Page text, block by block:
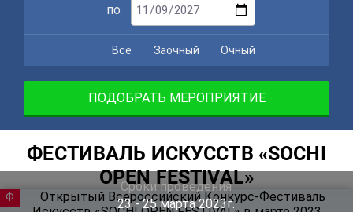
по
Все Заочный Очный
ПОДОБРАТЬ МЕРОПРИЯТИЕ
ФЕСТИВАЛЬ ИСКУССТВ «SOCHI
OPEN FESTIVAL»
Сроки проведения
23 ‐ 25марта 2023г.
ФЕСТИВАЛЬ